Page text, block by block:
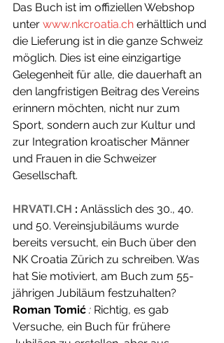
Das Buch ist im offiziellen Webshop
unter www.nkcroatia.ch erhältlich und
die Lieferung ist in die ganze Schweiz
möglich. Dies ist eine einzigartige
Gelegenheit für alle, die dauerhaft an
den langfristigen Beitrag des Vereins
erinnern möchten, nicht nur zum
Sport, sondern auch zur Kultur und
zur Integration kroatischer Männer
und Frauen in die Schweizer
Gesellschaft.
HRVATI.CH : Anlässlich des 30., 40.
und 50. Vereinsjubiläums wurde
bereits versucht, ein Buch über den
NK Croatia Zürich zu schreiben. Was
hat Sie motiviert, am Buch zum 55-
jährigen Jubiläum festzuhalten?
Roman Tomić : Richtig, es gab
Versuche, ein Buch für frühere